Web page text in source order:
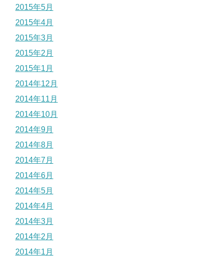
2015年5月
2015年4月
2015年3月
2015年2月
2015年1月
2014年12月
2014年11月
2014年10月
2014年9月
2014年8月
2014年7月
2014年6月
2014年5月
2014年4月
2014年3月
2014年2月
2014年1月